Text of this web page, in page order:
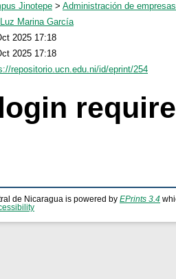
Jinotepe > Administración de
Marina García
2025 17:18
2025 17:18
repositorio.ucn.edu.ni/id/eprint/254
de Nicaragua is powered by EPrints 3.4